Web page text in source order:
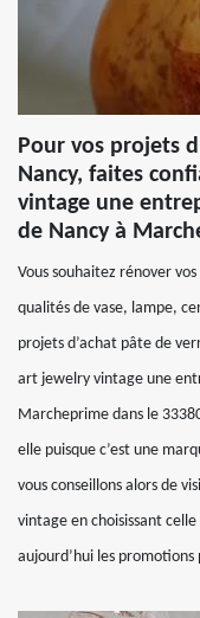
Pour vos projets
Nancy, faites
vintage une
de Nancy à
Vous souhaitez rénover
qualités de vase, lampe,
projets d’achat pâte de
art jewelry vintage une
Marcheprime dans le
elle puisque c’est une
vous conseillons alors de
vintage en choisissant
aujourd’hui les